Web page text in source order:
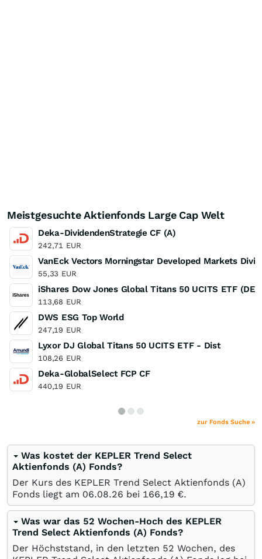
Meistgesuchte Aktienfonds Large Cap Welt
Deka-DividendenStrategie CF (A)
242,71 EUR
VanEck Vectors Morningstar Developed Markets
55,33 EUR
iShares Dow Jones Global Titans 50 UCITS ETF (DE)
113,68 EUR
DWS ESG Top World
247,19 EUR
Lyxor DJ Global Titans 50 UCITS ETF - Dist
108,26 EUR
Deka-GlobalSelect FCP CF
440,19 EUR
zur Fonds Suche »
Was kostet der KEPLER Trend Select
Aktienfonds (A) Fonds?
Der Kurs des KEPLER Trend Select Aktienfonds (A)
Fonds liegt am 06.08.26 bei 166,19 €.
Was war das 52 Wochen-Hoch des KEPLER
Trend Select Aktienfonds (A) Fonds?
Der Höchststand, in den letzten 52 Wochen, des